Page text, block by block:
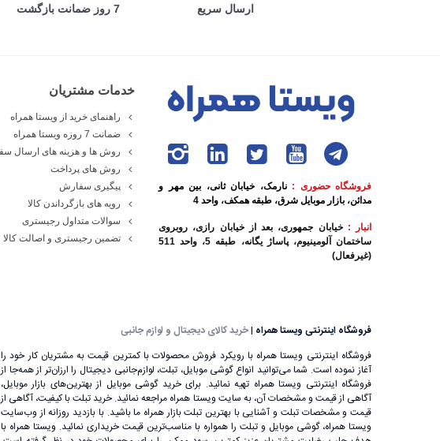
ارسال سریع 7 روز ضمانت بازگشت
فروشگاه حضوری : نارمک، خیابان ثانی، بین مهر و
مدائن، بازار موبایل شرق، طبقه همکف، واحد 4
انبار : خیابان جمهوری، بعد از خیابان رازی، روبروی
ساختمان آلومینیوم، پاساژ یگانه، طبقه 5، واحد 511
(غیرفعال)
خدمات مشتریان
راهنمای خرید از ویستا همراه
ضمانت 7 روزه ویستا همراه
روش ها و هزینه های ارسال
روش های پرداخت
پیگیری سفارش
رویه های بازگرداندن کالا
سوالات متداول رجیستری
تضمین رجیستری و اصالت کالا
فروشگاه اینترنتی ویستا همراه |خرید کالای دیجیتال و لوازم جانبی
فروشگاه اینترنتی ویستا همراه با رویکرد فروش محصولات با کمترین قیمت به مشتریان کار خود را
آغاز نموده است. شما می‌توانید انواع گوشی موبایل، تبلت، لوازم‌جانبی دیجیتال را ارزان‌تر از همه‌جا از
فروشگاه اینترنتی ویستا همراه تهیه نمائید. برای خرید گوشی موبایل از بهترین‌های بازار موبایل،
آگاهی از قیمت و مشخصات آن، به ‌سایت ویستا همراه مراجعه نمائید. خرید تبلت با کیفیت، آگاهی از
قیمت و مشخصات تبلت و آشنایی با بهترین تبلت بازار همراه ما باشید. با بازدید روزانه از وب‌سایت
ویستا همراه، گوشی موبایل و تبلت را همواره با مناسب‌ترین قیمت خریداری نمائید. ویستا همراه با